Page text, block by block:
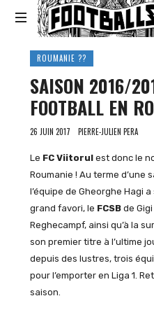
Footballski
Le
football
d'Europe
centrale
et
d'Europe
l'Est
ROUMANIE ??
SAISON 2016/
FOOTBALL EN
26 JUIN 2017 PIERRE-JULIEN PERA
Le FC Viitorulest donc le
Roumanie ! Au terme d’une
l’équipe de Gheorghe Hagi
grand favori, le FCSBde Gigi
Reghecampf, ainsi qu’à la
son premier titre à l’ultime
depuis des lustres, trois
pour l’emporter en Liga 1.
saison.